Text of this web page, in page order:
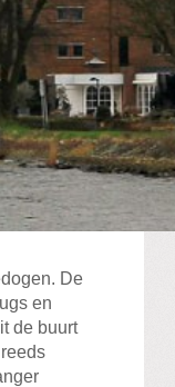
De
en
de buurt